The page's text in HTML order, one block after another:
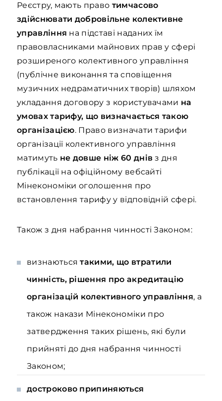
Реєстру, мають право тимчасово
здійснювати добровільне колективне
управління на підставі наданих їм
правовласниками майнових прав у сфері
розширеного колективного управління
(публічне виконання та сповіщення
музичних недраматичних творів) шляхом
укладання договору з користувачами на
умовах тарифу, що визначається такою
організацією. Право визначати тарифи
організації колективного управління
матимуть не довше ніж 60 днів з дня
публікації на офіційному вебсайті
Мінекономіки оголошення про
встановлення тарифу у відповідній сфері.
Також з дня набрання чинності Законом:
визнаютьсятакими, що втратили
чинність, рішення про акредитацію
організацій колективного управління, а
також накази Мінекономіки про
затвердження таких рішень, які були
прийняті до дня набрання чинності
Законом;
достроково припиняються